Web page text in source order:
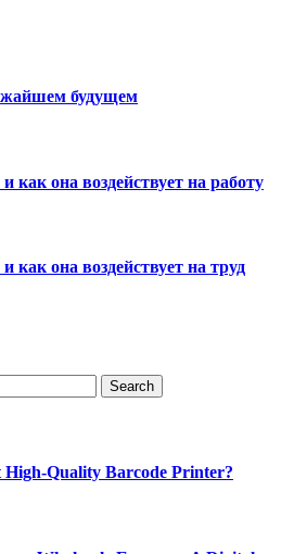
будущем
как она воздействует на работу
как она воздействует на труд
High-Quality Barcode Printer?